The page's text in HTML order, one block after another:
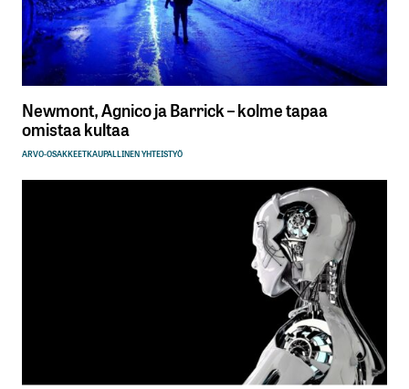
Newmont, Agnico ja Barrick – kolme tapaa
omistaa kultaa
ARVO-OSAKKEETKAUPALLINEN YHTEISTYÖ